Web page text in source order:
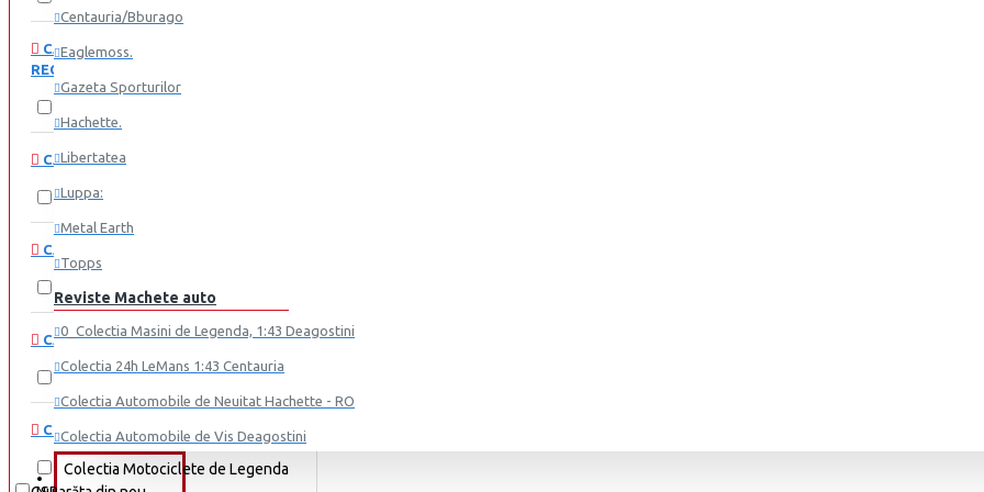
Audi
Bentley
Vezi mai mult...
Centauria/Bburago
Eaglemoss.
Gazeta Sporturilor
Hachette.
Libertatea
Luppa:
Metal Earth
Topps
Reviste Machete auto
0_Colectia Masini de Legenda, 1:43 Deagostini
Colectia 24h LeMans 1:43 Centauria
Colectia Automobile de Neuitat Hachette - RO
Colectia Automobile de Vis Deagostini
Colectia Casti Formula 1 Libertatea
REDUCERI
CARACTERISTICI > VARSTA
RECOMANDATA
CARACTERISTICI > AN
1988
CARACTERISTICI > SCARA
1:18
CARACTERISTICI > DIMENSIUNE
aprox 10 cm aprox 15 cm
COLECTIA: > COLECTIE
Colectia Motociclete de Legenda